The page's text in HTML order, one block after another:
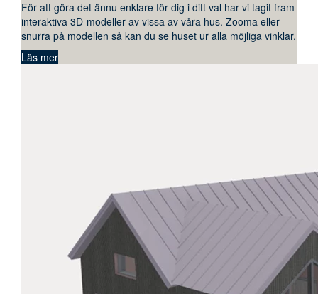
För att göra det ännu enklare för dig i ditt val har vi tagit fram
interaktiva 3D-modeller av vissa av våra hus. Zooma eller
snurra på modellen så kan du se huset ur alla möjliga vinklar.
Läs mer